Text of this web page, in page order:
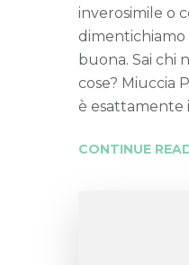
inverosimile o
dimentichiamo
buona. Sai chi
cose? Miuccia
è esattamente
CONTINUE